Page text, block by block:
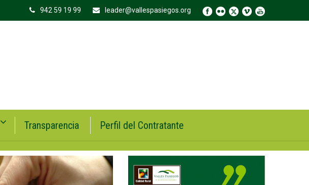
942 59 19 99 leader@vallespasiegos.org
Transparencia Perfil del Contratante